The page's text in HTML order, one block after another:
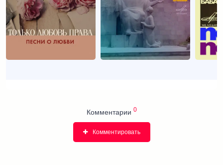
Комментарии 0
Комментировать